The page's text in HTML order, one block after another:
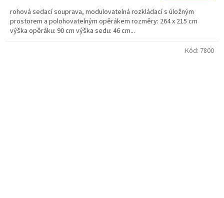
rohová sedací souprava, modulovatelná rozkládací s úložným
prostorem a polohovatelným opěrákem rozměry: 264 x 215 cm
výška opěráku: 90 cm výška sedu: 46 cm...
Kód: 7800